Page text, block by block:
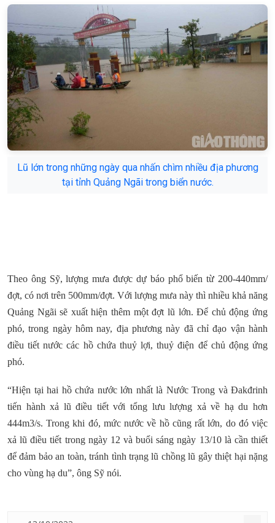
Lũ lớn trong những ngày qua nhấn chìm nhiều địa phương
tại tỉnh Quảng Ngãi trong biển nước.
Theo ông Sỹ, lượng mưa được dự báo phổ biến từ 200-440mm/
đợt, có nơi trên 500mm/đợt. Với lượng mưa này thì nhiều khả năng
Quảng Ngãi sẽ xuất hiện thêm một đợt lũ lớn. Để chủ động ứng
phó, trong ngày hôm nay, địa phương này đã chỉ đạo vận hành
điều tiết nước các hồ chứa thuỷ lợi, thuỷ điện để chủ động ứng
phó.
“Hiện tại hai hồ chứa nước lớn nhất là Nước Trong và Đakđrinh
tiến hành xả lũ điều tiết với tổng lưu lượng xả về hạ du hơn
444m3/s. Trong khi đó, mức nước về hồ cũng rất lớn, do đó việc
xả lũ điều tiết trong ngày 12 và buổi sáng ngày 13/10 là cần thiết
để đảm bảo an toàn, tránh tình trạng lũ chồng lũ gây thiệt hại nặng
cho vùng hạ du”, ông Sỹ nói.